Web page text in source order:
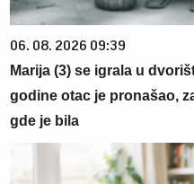
06. 08. 2026 09:39
Marija (3) se igrala u
godine otac je pronašao,
gde je bila